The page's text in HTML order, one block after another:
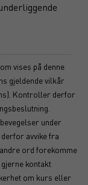
vises på denne
gjeldende vilkår
Kontroller derfor
under
avvike fra
ord forekomme
kontakt
om kurs eller